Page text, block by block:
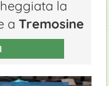
la
a Tremosine